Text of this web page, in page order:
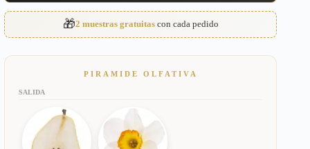
🎁2 muestras gratuitascon cada pedido
PIRAMIDE OLFATIVA
SALIDA